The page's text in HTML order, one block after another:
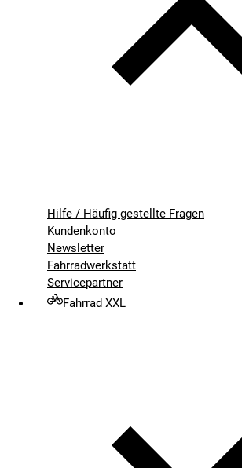
Hilfe / Häufig gestellte Fragen
Kundenkonto
Newsletter
Fahrradwerkstatt
Servicepartner
Fahrrad XXL